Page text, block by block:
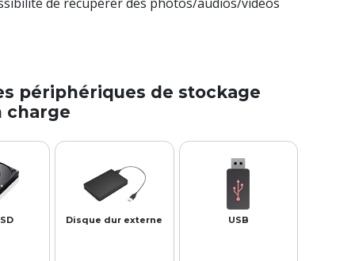
périphériques de stockage
charge
Disque dur externe USB